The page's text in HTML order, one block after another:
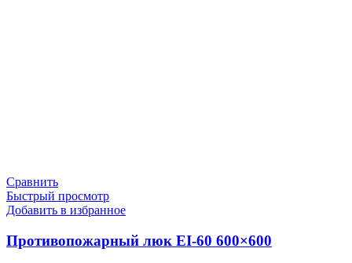
Сравнить
Быстрый просмотр
Добавить в избранное
Противопожарный люк EI-60 600×600